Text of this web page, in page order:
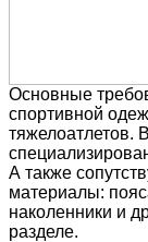
Основные
спортивной
тяжелоатлетов.
А также
материалы:
наколенники и
разделе.